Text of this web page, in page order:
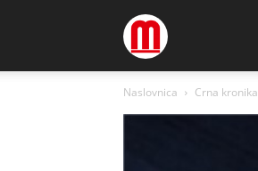
Megamedia
Naslovnica Crna kronika